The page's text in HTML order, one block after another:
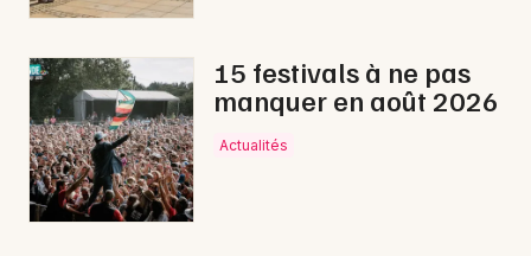
Newsletter des sorties
Artistes en tournée
Actus à Bar-sur-Aube
Magazine à Bar-sur-Aube
15 festivals à ne pas
manquer en août 2026
Actualités